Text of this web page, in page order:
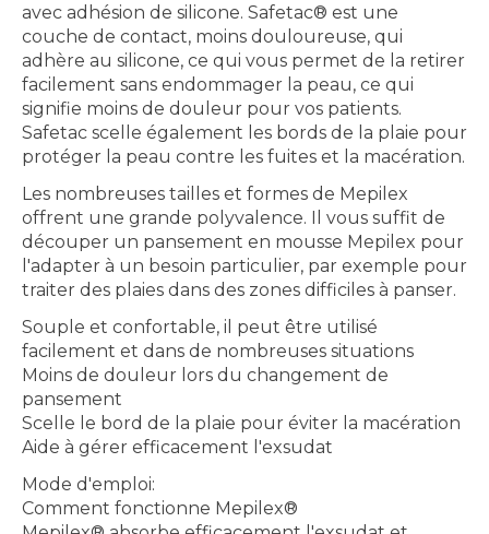
avec adhésion de silicone. Safetac® est une
couche de contact, moins douloureuse, qui
adhère au silicone, ce qui vous permet de la retirer
facilement sans endommager la peau, ce qui
signifie moins de douleur pour vos patients.
Safetac scelle également les bords de la plaie pour
protéger la peau contre les fuites et la macération.
Les nombreuses tailles et formes de Mepilex
offrent une grande polyvalence. Il vous suffit de
découper un pansement en mousse Mepilex pour
l'adapter à un besoin particulier, par exemple pour
traiter des plaies dans des zones difficiles à panser.
Souple et confortable, il peut être utilisé
facilement et dans de nombreuses situations
Moins de douleur lors du changement de
pansement
Scelle le bord de la plaie pour éviter la macération
Aide à gérer efficacement l'exsudat
Mode d'emploi:
Comment fonctionne Mepilex®